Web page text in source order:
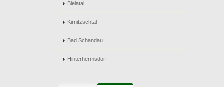
Bielatal
Kirnitzschtal
Bad Schandau
Hinterhermsdorf